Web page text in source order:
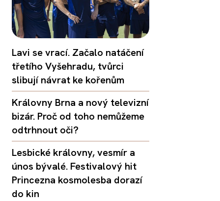
Lavi se vrací. Začalo natáčení
třetího Vyšehradu, tvůrci
slibují návrat ke kořenům
Královny Brna a nový televizní
bizár. Proč od toho nemůžeme
odtrhnout oči?
Lesbické královny, vesmír a
únos bývalé. Festivalový hit
Princezna kosmolesba dorazí
do kin